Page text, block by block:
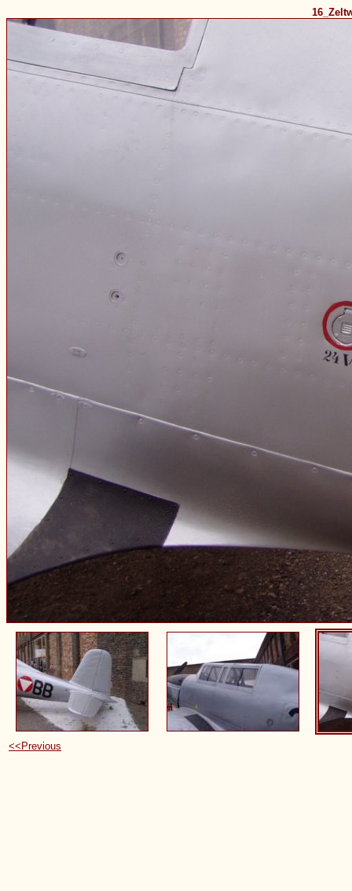
<<Previous